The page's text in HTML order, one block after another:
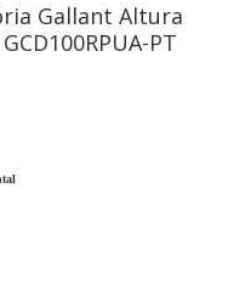
Gallant Altura
PT